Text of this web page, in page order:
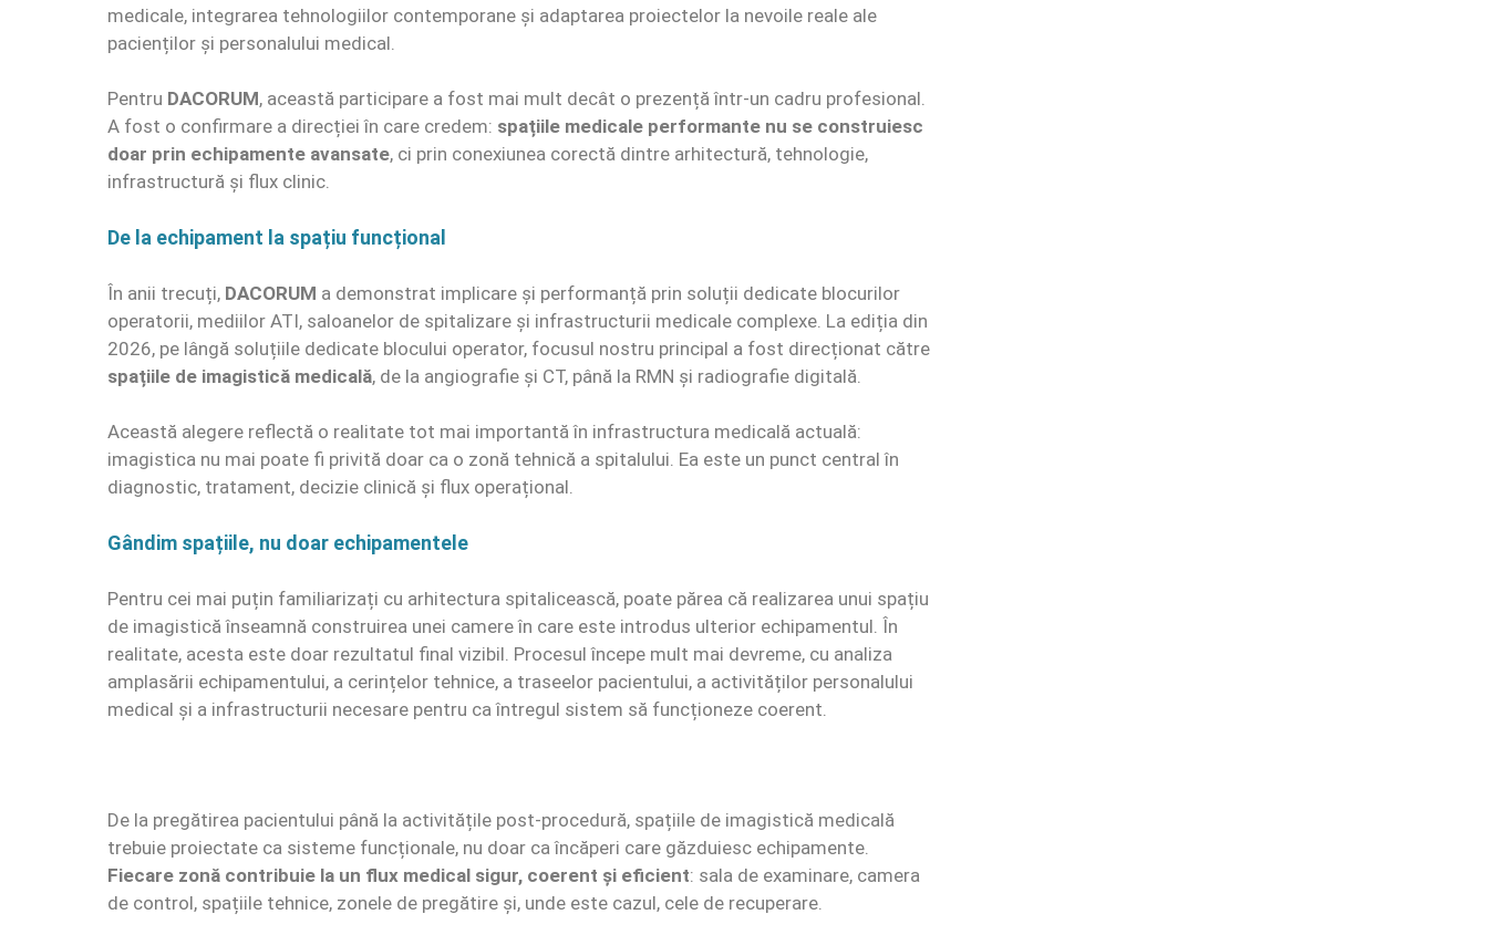
medicale, integrarea tehnologiilor contemporane și adaptarea proiectelor la nevoile reale ale
pacienților și personalului medical.
Pentru DACORUM, această participare a fost mai mult decât o prezență într-un cadru profesional.
A fost o confirmare a direcției în care credem: spațiile medicale performante nu se construiesc
doar prin echipamente avansate, ci prin conexiunea corectă dintre arhitectură, tehnologie,
infrastructură și flux clinic.
De la echipament la spațiu funcțional
În anii trecuți, DACORUM a demonstrat implicare și performanță prin soluții dedicate blocurilor
operatorii, mediilor ATI, saloanelor de spitalizare și infrastructurii medicale complexe. La ediția din
2026, pe lângă soluțiile dedicate blocului operator, focusul nostru principal a fost direcționat către
spațiile de imagistică medicală, de la angiografie și CT, până la RMN și radiografie digitală.
Această alegere reflectă o realitate tot mai importantă în infrastructura medicală actuală:
imagistica nu mai poate fi privită doar ca o zonă tehnică a spitalului. Ea este un punct central în
diagnostic, tratament, decizie clinică și flux operațional.
Gândim spațiile, nu doar echipamentele
Pentru cei mai puțin familiarizați cu arhitectura spitalicească, poate părea că realizarea unui spațiu
de imagistică înseamnă construirea unei camere în care este introdus ulterior echipamentul. În
realitate, acesta este doar rezultatul final vizibil. Procesul începe mult mai devreme, cu analiza
amplasării echipamentului, a cerințelor tehnice, a traseelor pacientului, a activităților personalului
medical și a infrastructurii necesare pentru ca întregul sistem să funcționeze coerent.
De la pregătirea pacientului până la activitățile post-procedură, spațiile de imagistică medicală
trebuie proiectate ca sisteme funcționale, nu doar ca încăperi care găzduiesc echipamente.
Fiecare zonă contribuie la un flux medical sigur, coerent și eficient: sala de examinare, camera
de control, spațiile tehnice, zonele de pregătire și, unde este cazul, cele de recuperare.